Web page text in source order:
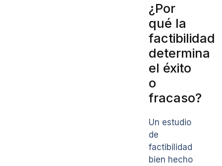
¿Por
qué la
factibilidad
determina
el éxito
o
fracaso?
Un estudio
de
factibilidad
bien hecho